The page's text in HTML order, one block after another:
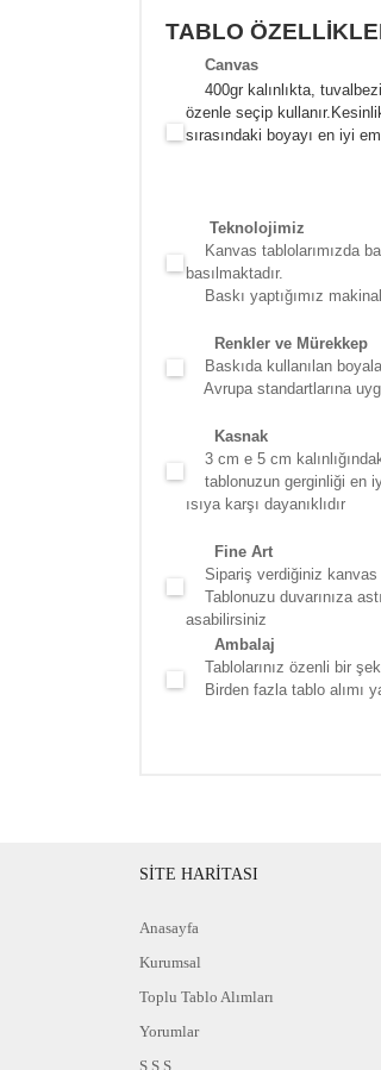
TABLO
Canvas
400gr kalınlıkta,
özenle seçip kullanır.
sırasındaki boyayı en iyi
Teknolojimiz
Kanvas tablolarımızda
basılmaktadır.
Baskı yaptığımız
Renkler ve Mürekkep
Baskıda kullanılan
Avrupa standartlarına
Kasnak
3 cm e 5 cm
tablonuzun gerginliği en
ısıya karşı dayanıklıdır
Fine Art
Sipariş verdiğiniz kanvas
Tablonuzu duvarınıza
asabilirsiniz
Ambalaj
Tablolarınız özenli bir
Birden fazla tablo alımı
SİTE HARİTASI
Anasayfa
Kurumsal
Toplu Tablo Alımları
Yorumlar
S.S.S